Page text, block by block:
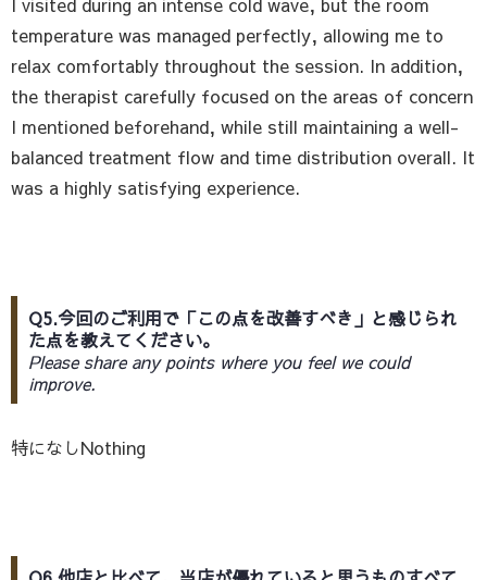
I visited during an intense cold wave, but the room
temperature was managed perfectly, allowing me to
relax comfortably throughout the session. In addition,
the therapist carefully focused on the areas of concern
I mentioned beforehand, while still maintaining a well-
balanced treatment flow and time distribution overall. It
was a highly satisfying experience.
Q5.今回のご利用で「この点を改善すべき」と感じられ
た点を教えてください。
Please share any points where you feel we could
improve.
特になしNothing